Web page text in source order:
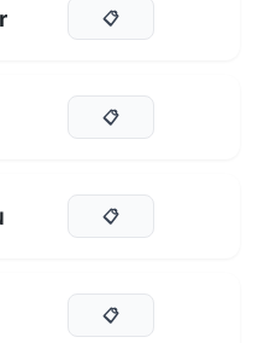
📋
📋
📋
📋